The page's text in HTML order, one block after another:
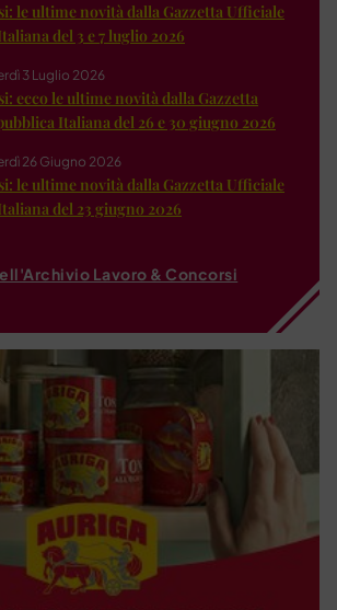
le ultime novità dalla Gazzetta Ufficiale
del 3 e 7 luglio 2026
3 Luglio 2026
ecco le ultime novità dalla Gazzetta
Italiana del 26 e 30 giugno 2026
26 Giugno 2026
le ultime novità dalla Gazzetta Ufficiale
del 23 giugno 2026
Lavoro & Concorsi